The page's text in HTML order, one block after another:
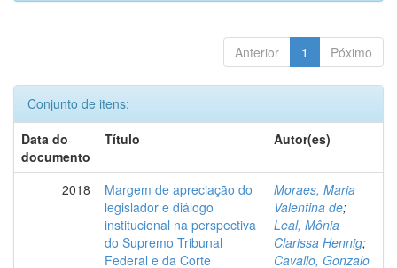
Anterior 1 Póximo
Conjunto de itens:
Data do
documento
Título Autor(es)
2018
Margem de apreciação do
legislador e diálogo
institucional na perspectiva
do Supremo Tribunal
Federal e da Corte
Moraes, Maria
Valentina de;
Leal, Mônia
Clarissa Hennig;
Cavallo, Gonzalo